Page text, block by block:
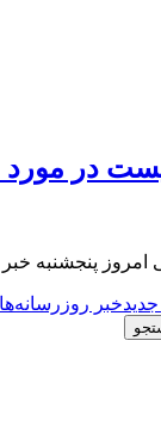
در
پنجشنبه
خبر روز